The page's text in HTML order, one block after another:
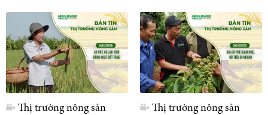
Thị trường nông sản
Thị trường nông sản